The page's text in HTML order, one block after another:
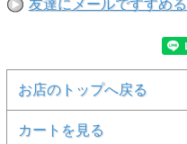
友達にメールですすめる
お店のトップへ戻る
カートを見る